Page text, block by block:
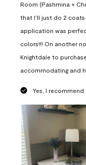
Room (Pashmina +
that I’ll just do 2 coats
application was
colors!!! On another
Knightdale to
accommodating and
Yes, I